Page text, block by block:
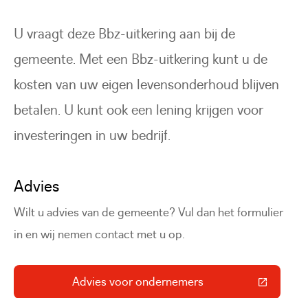
U vraagt deze Bbz-uitkering aan bij de
gemeente. Met een Bbz-uitkering kunt u de
kosten van uw eigen levensonderhoud blijven
betalen. U kunt ook een lening krijgen voor
investeringen in uw bedrijf.
Advies
Wilt u advies van de gemeente? Vul dan het formulier
in en wij nemen contact met u op.
Advies voor ondernemers(Deze link gaat naar een externe